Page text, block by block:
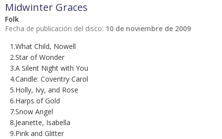
Midwinter Graces
Folk
Fecha de publicación del disco: 10 de noviembre de 2009
1.What Child, Nowell
2.Star of Wonder
3.A Silent Night with You
4.Candle: Coventry Carol
5.Holly, Ivy, and Rose
6.Harps of Gold
7.Snow Angel
8.Jeanette, Isabella
9.Pink and Glitter